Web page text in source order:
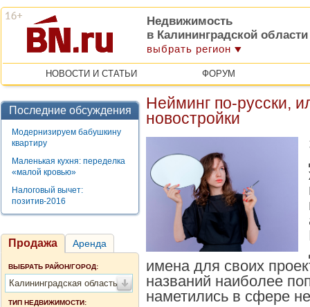
Недвижимость
в Калининградской области
выбрать регион
НОВОСТИ И СТАТЬИ ФОРУМ
Последние обсуждения
Модернизируем бабушкину
квартиру
Маленькая кухня: переделка
«малой кровью»
Налоговый вычет:
позитив-2016
Продажа Аренда
ВЫБРАТЬ РАЙОН/ГОРОД:
Калининградская область
ТИП НЕДВИЖИМОСТИ:
Нейминг по-русски,
новостройки
имена для своих
названий наиболее
наметились в сфере